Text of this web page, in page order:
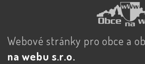
Webové stránky pro obce a
na webu s.r.o.